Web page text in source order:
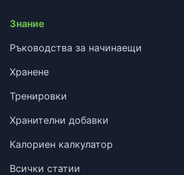
Знание
Ръководства за начинаещи
Хранене
Тренировки
Хранителни добавки
Калориен калкулатор
Всички статии